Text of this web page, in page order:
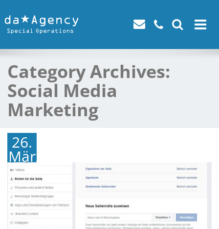
Toggle
Category Archives:
Social Media
Marketing
26.
März
2018